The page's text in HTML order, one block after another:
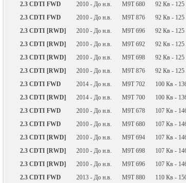
2.3 CDTI FWD
2010 - До н.в. M9T 680 92 Кв - 125
2.3 CDTI FWD
2010 - До н.в. M9T 876 92 Кв - 125
2.3 CDTI [RWD]
2010 - До н.в. M9T 696 92 Кв - 125
2.3 CDTI [RWD]
2010 - До н.в. M9T 692 92 Кв - 125
2.3 CDTI [RWD]
2010 - До н.в. M9T 698 92 Кв - 125
2.3 CDTI [RWD]
2010 - До н.в. M9T 876 92 Кв - 125
2.3 CDTI FWD
2014 - До н.в. M9T 702 100 Кв -
2.3 CDTI [RWD]
2014 - До н.в. M9T 700 100 Кв -
2.3 CDTI FWD
2010 - До н.в. M9T 678 107 Кв -
2.3 CDTI FWD
2010 - До н.в. M9T 680 107 Кв -
2.3 CDTI [RWD]
2010 - До н.в. M9T 694 107 Кв -
2.3 CDTI [RWD]
2010 - До н.в. M9T 698 107 Кв -
2.3 CDTI [RWD]
2010 - До н.в. M9T 696 107 Кв -
2.3 CDTI FWD
2013 - До н.в. M9T 880 110 Кв -